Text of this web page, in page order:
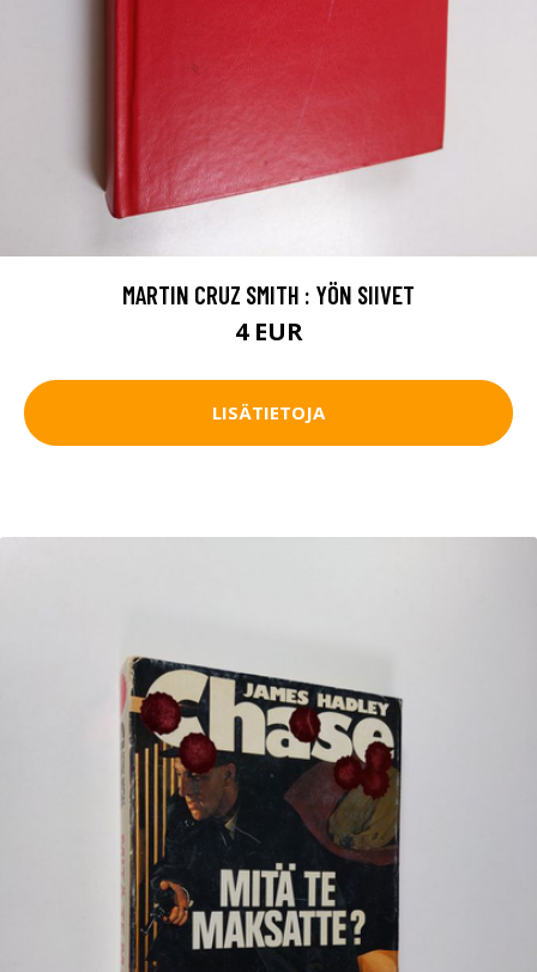
MARTIN CRUZ SMITH : YÖN SIIVET
4 EUR
LISÄTIETOJA